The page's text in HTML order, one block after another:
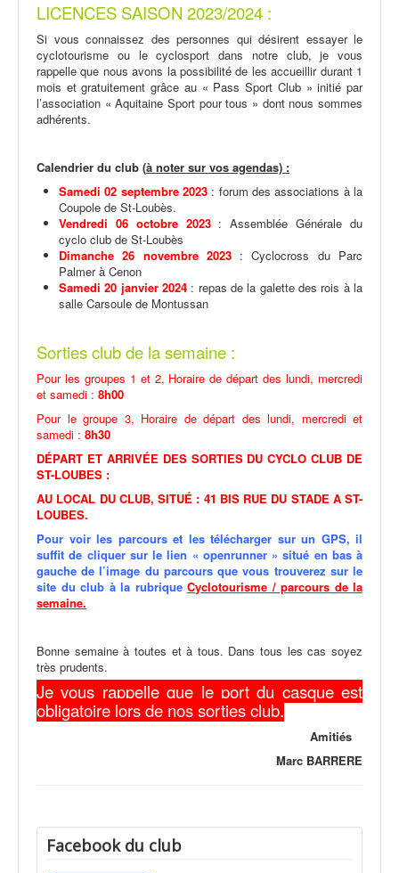
LICENCES SAISON 2023/2024 :
Si vous connaissez des personnes qui désirent essayer le
cyclotourisme ou le cyclosport dans notre club, je vous
rappelle que nous avons la possibilité de les accueillir durant 1
mois et gratuitement grâce au « Pass Sport Club » initié par
l’association « Aquitaine Sport pour tous » dont nous sommes
adhérents.
Calendrier du club (à noter sur vos agendas) :
Samedi 02 septembre 2023 : forum des associations à la
Coupole de St-Loubès.
Vendredi 06 octobre 2023: Assemblée Générale du
cyclo club de St-Loubès
Dimanche 26 novembre 2023 : Cyclocross du Parc
Palmer à Cenon
Samedi 20 janvier 2024 : repas de la galette des rois à la
salle Carsoule de Montussan
Sorties club de la semaine :
Pour les groupes 1 et 2, Horaire de départ des lundi, mercredi
et samedi : 8h00
Pour le groupe 3, Horaire de départ des lundi, mercredi et
samedi : 8h30
DÉPART ET ARRIVÉE DES SORTIES DU CYCLO CLUB DE
ST-LOUBES :
AU LOCAL DU CLUB, SITUÉ : 41 BIS RUE DU STADE A ST-
LOUBES.
Pour voir les parcours et les télécharger sur un GPS, il
suffit de cliquer sur le lien « openrunner » situé en bas à
gauche de l’image du parcours que vous trouverez sur le
site du club à la rubrique Cyclotourisme / parcours de la
semaine.
Bonne semaine à toutes et à tous. Dans tous les cas soyez
très prudents.
Je vous rappelle que le port du casque est
obligatoire lors de nos sorties club.
Amitiés
Marc BARRERE
Facebook du club